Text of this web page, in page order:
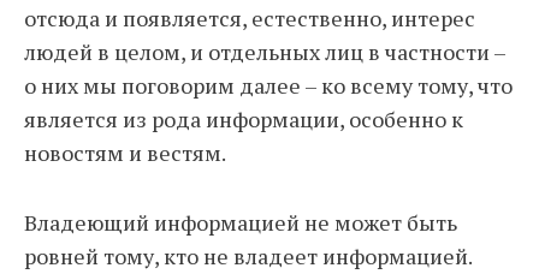
отсюда и появляется, естественно, интерес
людей в целом, и отдельных лиц в частности –
о них мы поговорим далее – ко всему тому, что
является из рода информации, особенно к
новостям и вестям.
Владеющий информацией не может быть
ровней тому, кто не владеет информацией.